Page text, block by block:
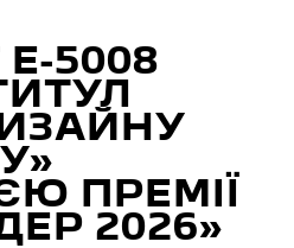
E-5008
ПРЕМІЇ
2026»